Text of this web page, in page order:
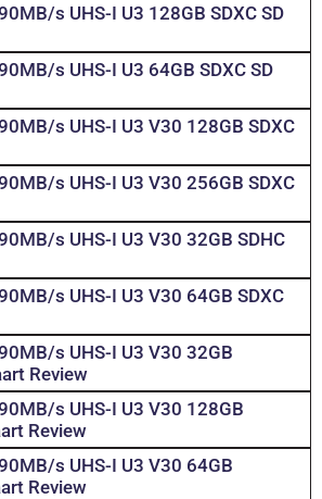
s UHS-I U3 128GB SDXC SD
s UHS-I U3 64GB SDXC SD
s UHS-I U3 V30 128GB SDXC
s UHS-I U3 V30 256GB SDXC
s UHS-I U3 V30 32GB SDHC
s UHS-I U3 V30 64GB SDXC
s UHS-I U3 V30 32GB
Review
s UHS-I U3 V30 128GB
Review
s UHS-I U3 V30 64GB
Review